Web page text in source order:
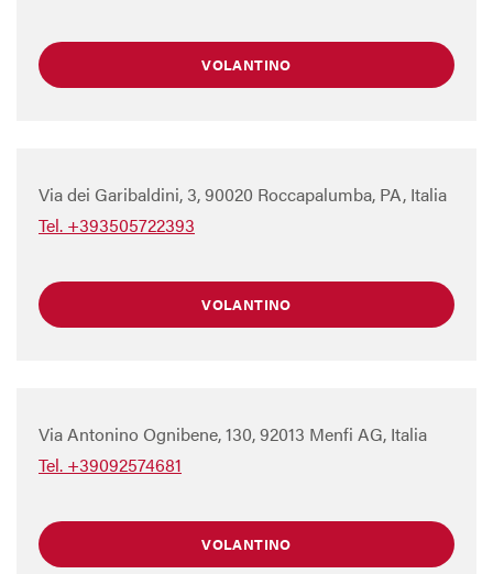
VOLANTINO
Via dei Garibaldini, 3, 90020 Roccapalumba, PA, Italia
Tel. +393505722393
VOLANTINO
Via Antonino Ognibene, 130, 92013 Menfi AG, Italia
Tel. +39092574681
VOLANTINO